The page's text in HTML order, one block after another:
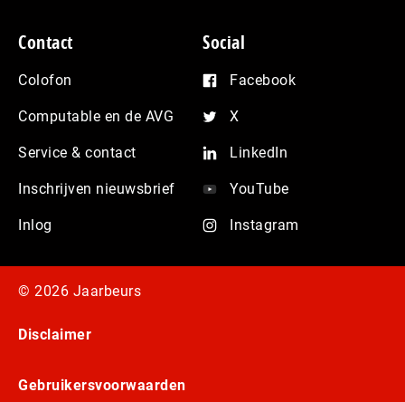
Contact
Colofon
Computable en de AVG
Service & contact
Inschrijven nieuwsbrief
Inlog
Social
Facebook
X
LinkedIn
YouTube
Instagram
© 2026 Jaarbeurs
Disclaimer
Gebruikersvoorwaarden